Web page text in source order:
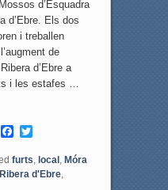
d’Esquadra
d’Ebre. Els dos
i treballen
de
d’Ebre a
i les estafes …
F
c
e
b
T
i
t
t
furts, local , Móra
Ribera d'Ebre,